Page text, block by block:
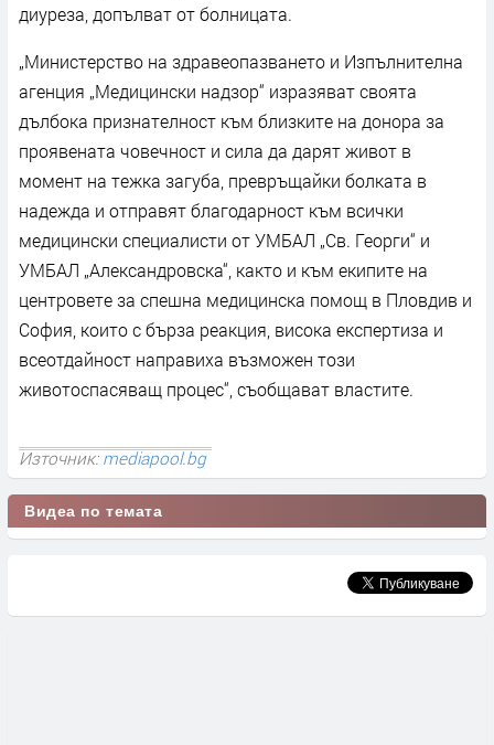
диуреза, допълват от болницата.
„Министерство на здравеопазването и Изпълнителна
агенция „Медицински надзор“ изразяват своята
дълбока признателност към близките на донора за
проявената човечност и сила да дарят живот в
момент на тежка загуба, превръщайки болката в
надежда и отправят благодарност към всички
медицински специалисти от УМБАЛ „Св. Георги“ и
УМБАЛ „Александровска“, както и към екипите на
центровете за спешна медицинска помощ в Пловдив и
София, които с бърза реакция, висока експертиза и
всеотдайност направиха възможен този
животоспасяващ процес“, съобщават властите.
Източник:mediapool.bg
Видеа по темата